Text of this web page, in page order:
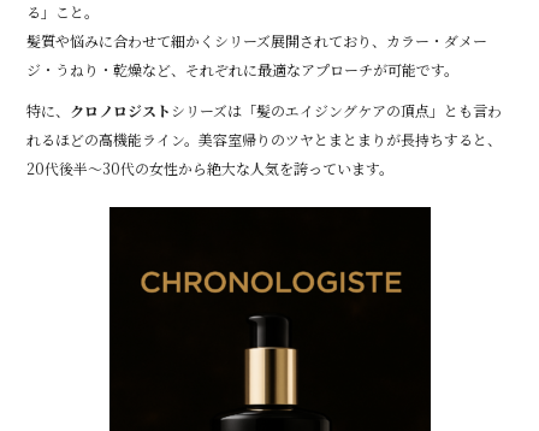
る」こと。
髪質や悩みに合わせて細かくシリーズ展開されており、カラー・ダメー
ジ・うねり・乾燥など、それぞれに最適なアプローチが可能です。
特に、 クロノロジスト シリーズは「髪のエイジングケアの頂点」とも言わ
れるほどの高機能ライン。美容室帰りのツヤとまとまりが長持ちすると、
20代後半〜30代の女性から絶大な人気を誇っています。